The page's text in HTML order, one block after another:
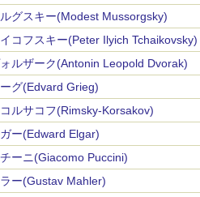
ルグスキー(Modest Mussorgsky)
コフスキー(Peter Ilyich Tchaikovsky)
ォルザーク(Antonin Leopold Dvorak)
グ(Edvard Grieg)
ルサコフ(Rimsky-Korsakov)
ー(Edward Elgar)
ーニ(Giacomo Puccini)
ー(Gustav Mahler)